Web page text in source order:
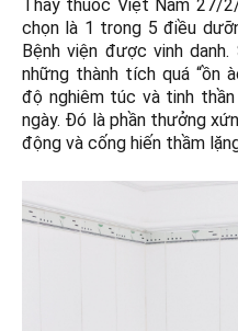
Thầy thuốc Việt Nam 27/
chọn là 1 trong 5 điều
Bệnh viện được vinh
những thành tích quá “ồn
độ nghiêm túc và tinh
ngày. Đó là phần thưởng
động và cống hiến thầm